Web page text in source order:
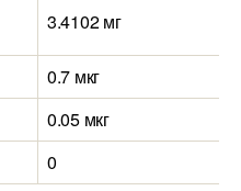
3.4102 мг
0.7 мкг
0.05 мкг
0